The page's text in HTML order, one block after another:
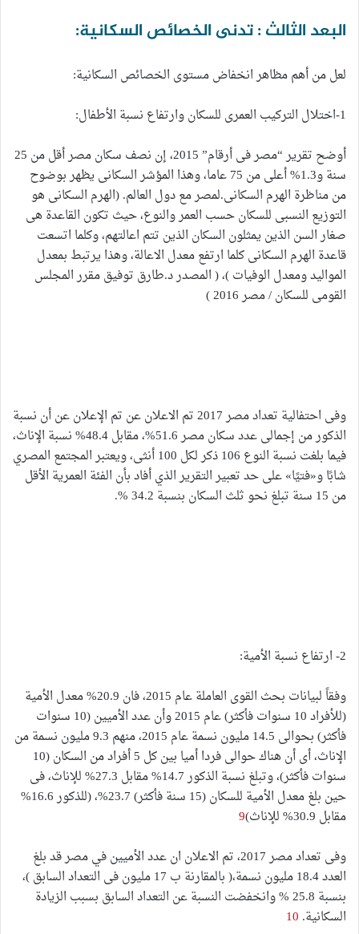
البعد الثالث : تدنى الخصائص السكانية:
لعل من أهم مظاهر انخفاض مستوى الخصائص السكانية:
1-اختلال التركيب العمرى للسكان وارتفاع نسبة الأطفال:
أوضح تقرير “مصر فى أرقام” 2015، إن نصف سكان مصر أقل من 25
سنة و1.3% أعلى من 75 عاما، وهذا المؤشر السكانى يظهر بوضوح
من مناظرة الهرم السكانى.لمصر مع دول العالم. (الهرم السكانى هو
التوزيع النسبى للسكان حسب العمر والنوع، حيث تكون القاعدة هى
صغار السن الذين يمثلون السكان الذين تتم اعالتهم، وكلما اتسعت
قاعدة الهرم السكانى كلما ارتفع معدل الاعالة، وهذا يرتبط بمعدل
المواليد ومعدل الوفيات )، ( المصدر د.طارق توفيق مقرر المجلس
القومى للسكان / مصر 2016 )
وفى احتفالية تعداد مصر 2017 تم الاعلان عن تم الإعلان عن أن نسبة
الذكور من إجمالى عدد سكان مصر 51.6%، مقابل 48.4% نسبة الإناث،
فيما بلغت نسبة النوع 106 ذكر لكل 100 أنثى، ويعتبر المجتمع المصري
شابًا و«فتيًا» على حد تعبير التقرير الذي أفاد بأن الفئة العمرية الأقل
من 15 سنة تبلغ نحو ثلث السكان بنسبة 34.2 %.
2- ارتفاع نسبة الأمية:
وفقاً لبيانات بحث القوى العاملة عام 2015، فان 20.9% معدل الأمية
(للأفراد 10 سنوات فأكثر) عام 2015 وأن عدد الأميين (10 سنوات
فأكثر) بحوالى 14.5 مليون نسمة عام 2015، منهم 9.3 مليون نسمة من
الإناث، أى أن هناك حوالى فردا أميا بين كل 5 أفراد من السكان (10
سنوات فأكثر)، وتبلغ نسبة الذكور 14.7% مقابل 27.3% للإناث، فى
حين بلغ معدل الأمية للسكان (15 سنة فأكثر) 23.7%، (للذكور 16.6%
مقابل 30.9% للإناث)
9
وفى تعداد مصر 2017، تم الاعلان ان عدد الأميين في مصر قد بلغ
العدد 18.4 مليون نسمة،( بالمقارنة ب 17 مليون فى التعداد السابق )،
بنسبة 25.8 % وانخفضت النسبة عن التعداد السابق بسبب الزيادة
السكانية.